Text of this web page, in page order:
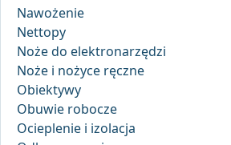
Nawożenie
Nettopy
Noże do elektronarzędzi
Noże i nożyce ręczne
Obiektywy
Obuwie robocze
Ocieplenie i izolacja